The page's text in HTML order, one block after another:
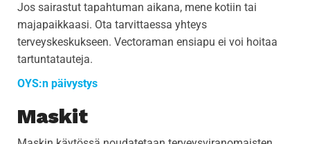
Jos sairastut tapahtuman aikana, mene kotiin tai
majapaikkaasi. Ota tarvittaessa yhteys
terveyskeskukseen. Vectoraman ensiapu ei voi hoitaa
tartuntatauteja.
OYS:n päivystys
Maskit